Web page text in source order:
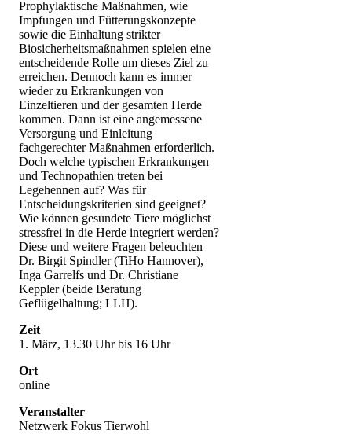
Prophylaktische Maßnahmen, wie
Impfungen und Fütterungskonzepte
sowie die Einhaltung strikter
Biosicherheitsmaßnahmen spielen eine
entscheidende Rolle um dieses Ziel zu
erreichen. Dennoch kann es immer
wieder zu Erkrankungen von
Einzeltieren und der gesamten Herde
kommen. Dann ist eine angemessene
Versorgung und Einleitung
fachgerechter Maßnahmen erforderlich.
Doch welche typischen Erkrankungen
und Technopathien treten bei
Legehennen auf? Was für
Entscheidungskriterien sind geeignet?
Wie können gesundete Tiere möglichst
stressfrei in die Herde integriert werden?
Diese und weitere Fragen beleuchten
Dr. Birgit Spindler (TiHo Hannover),
Inga Garrelfs und Dr. Christiane
Keppler (beide Beratung
Geflügelhaltung; LLH).
Zeit
1. März, 13.30 Uhr bis 16 Uhr
Ort
online
Veranstalter
Netzwerk Fokus Tierwohl